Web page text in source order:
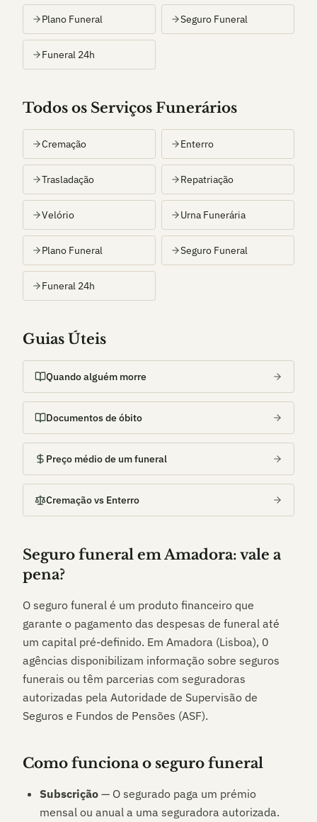
Plano Funeral Seguro Funeral
Funeral 24h
Todos os Serviços Funerários
Cremação Enterro
Trasladação Repatriação
Velório Urna Funerária
Plano Funeral Seguro Funeral
Funeral 24h
Guias Úteis
Quando alguém morre
Documentos de óbito
Preço médio de um funeral
Cremação vs Enterro
Seguro funeral emAmadora: vale a
pena?
O seguro funeral é um produto financeiro que
garante o pagamento das despesas de funeral até
um capital pré-definido. Em Amadora (Lisboa), 0
agências disponibilizam informação sobre seguros
funerais ou têm parcerias com seguradoras
autorizadas pela Autoridade de Supervisão de
Seguros e Fundos de Pensões (ASF).
Como funciona o seguro funeral
Subscrição — O segurado paga um prémio
mensal ou anual a uma seguradora autorizada.